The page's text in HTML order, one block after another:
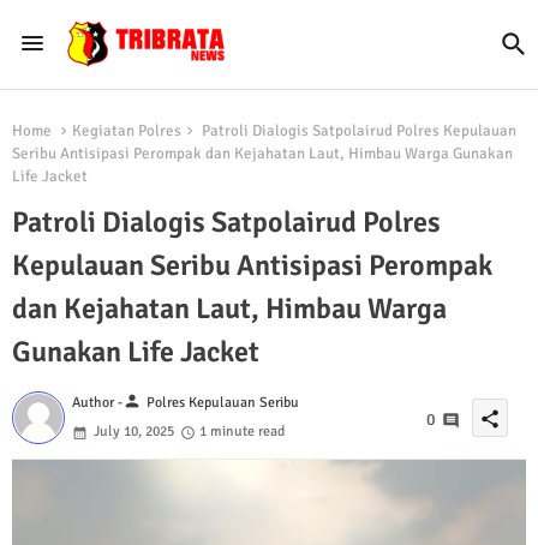
Home Kegiatan Polres
Patroli Dialogis Satpolairud Polres Kepulauan
Seribu Antisipasi Perompak dan Kejahatan Laut, Himbau Warga Gunakan
Life Jacket
Patroli Dialogis Satpolairud Polres
Kepulauan Seribu Antisipasi Perompak
dan Kejahatan Laut, Himbau Warga
Gunakan Life Jacket
Author -person Polres Kepulauan Seribu
July 10, 2025
1 minute read
0 share